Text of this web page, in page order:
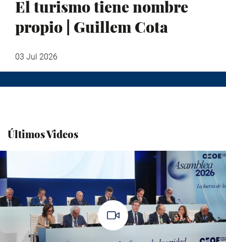
El turismo tiene nombre
propio | Guillem Cota
03 Jul 2026
Últimos Videos